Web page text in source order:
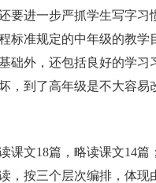
要进一步严抓学生写字
标准规定的中年级的教学
础外，还包括良好的学
，到了高年级是不大容易
课文18篇，略读课文14
，按三个层次编排，体现